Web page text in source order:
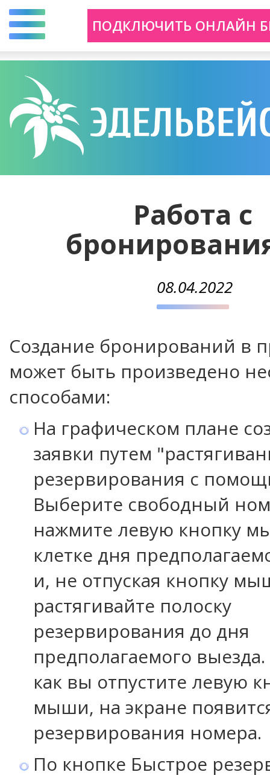
Перейти
к
основному
содержанию
ПОДКЛЮЧИТЬ ОНЛАЙН
Работа с
08.04.2022
Создание бронирований в
может быть произведено
способами:
На графическом плане
заявки путем
резервирования с
Выберите свободный
нажмите левую кнопку
клетке дня
и, не отпуская кнопку
растягивайте полоску
резервирования до дня
предполагаемого
как вы отпустите левую
мыши, на экране
резервирования номера.
По кнопке Быстрое